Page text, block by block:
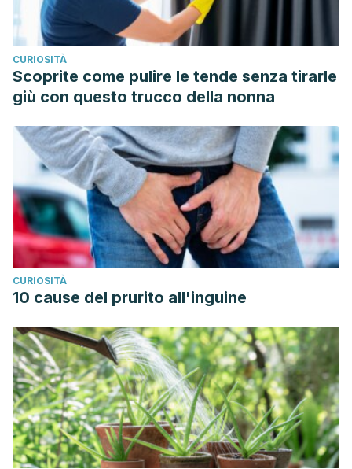
complaints among pregnant women.”
of Physicians and Surgeons–pakistan: Jcpsp
514-517.
Alinejad, Saeed, et al. “Nephrotoxic effect of gentamicin
and amikacin in neonates with infection.”
Monthly10.2 (2018).
Tayebi, Zahra, et al. “Comparison of quinolone and Î²-
lactam resistance among Escherichia coli strains isolated
from urinary tract infections.” Infezioni in Medicina
(2016): 326-330.
Talan, David A., et al. “Extended-release ciprofloxacin
(Cipro XR) for treatment of urinary tract
infections.”
(2004): 54-66.
Stamatiou, Konstantinos, and Nikolaos Pierris. “Mounting
resistance of uropathogens to antimicrobial agents: A
retrospective study in patients with chronic bacterial
prostatitis relapse.”Investigative and clinical urology58.4
(2017): 271-280.
NEMIROVSKY, CORINA, et al. “Consenso Argentino
Intersociedades de Infección Urinaria 2018-2019-Parte
CURIOSITÀ
Scoprite come pulire le tende senza tirarle
giù con questo trucco della nonna
CURIOSITÀ
10 cause del prurito all'inguine